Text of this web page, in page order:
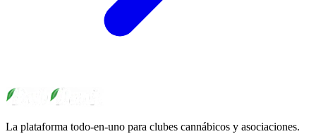
La plataforma todo-en-uno para clubes cannábicos y asociaciones.